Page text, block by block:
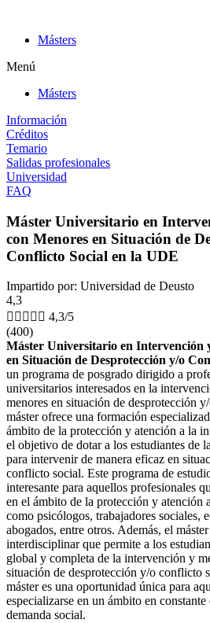
contenidoMásters
Menú
Másters
Información
Créditos
Temario
Salidas profesionales
Universidad
FAQ
Máster Universitario en
con Menores en Situación de
Conflicto Social en la UDE
Impartido por: Universidad de Deusto
4,3
     4,3/5
(400)
Máster Universitario en Intervención
en Situación de Desprotección y/o
un programa de posgrado dirigido a
universitarios interesados en la
menores en situación de desprotección
máster ofrece una formación
ámbito de la protección y atención a la
el objetivo de dotar a los estudiantes de
para intervenir de manera eficaz en
conflicto social. Este programa de
interesante para aquellos profesionales
en el ámbito de la protección y atención
como psicólogos, trabajadores sociales,
abogados, entre otros. Además, el
interdisciplinar que permite a los
global y completa de la intervención y
situación de desprotección y/o conflicto
máster es una oportunidad única para
especializarse en un ámbito en
demanda social.